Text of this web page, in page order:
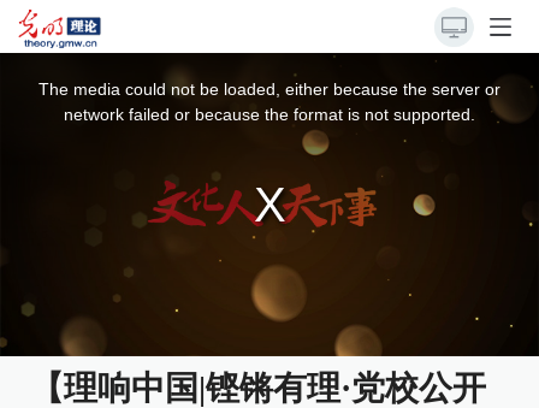
The media could not be loaded, either because the server or
network failed or because the format is not supported.
【理响中国|铿锵有理·党校公开